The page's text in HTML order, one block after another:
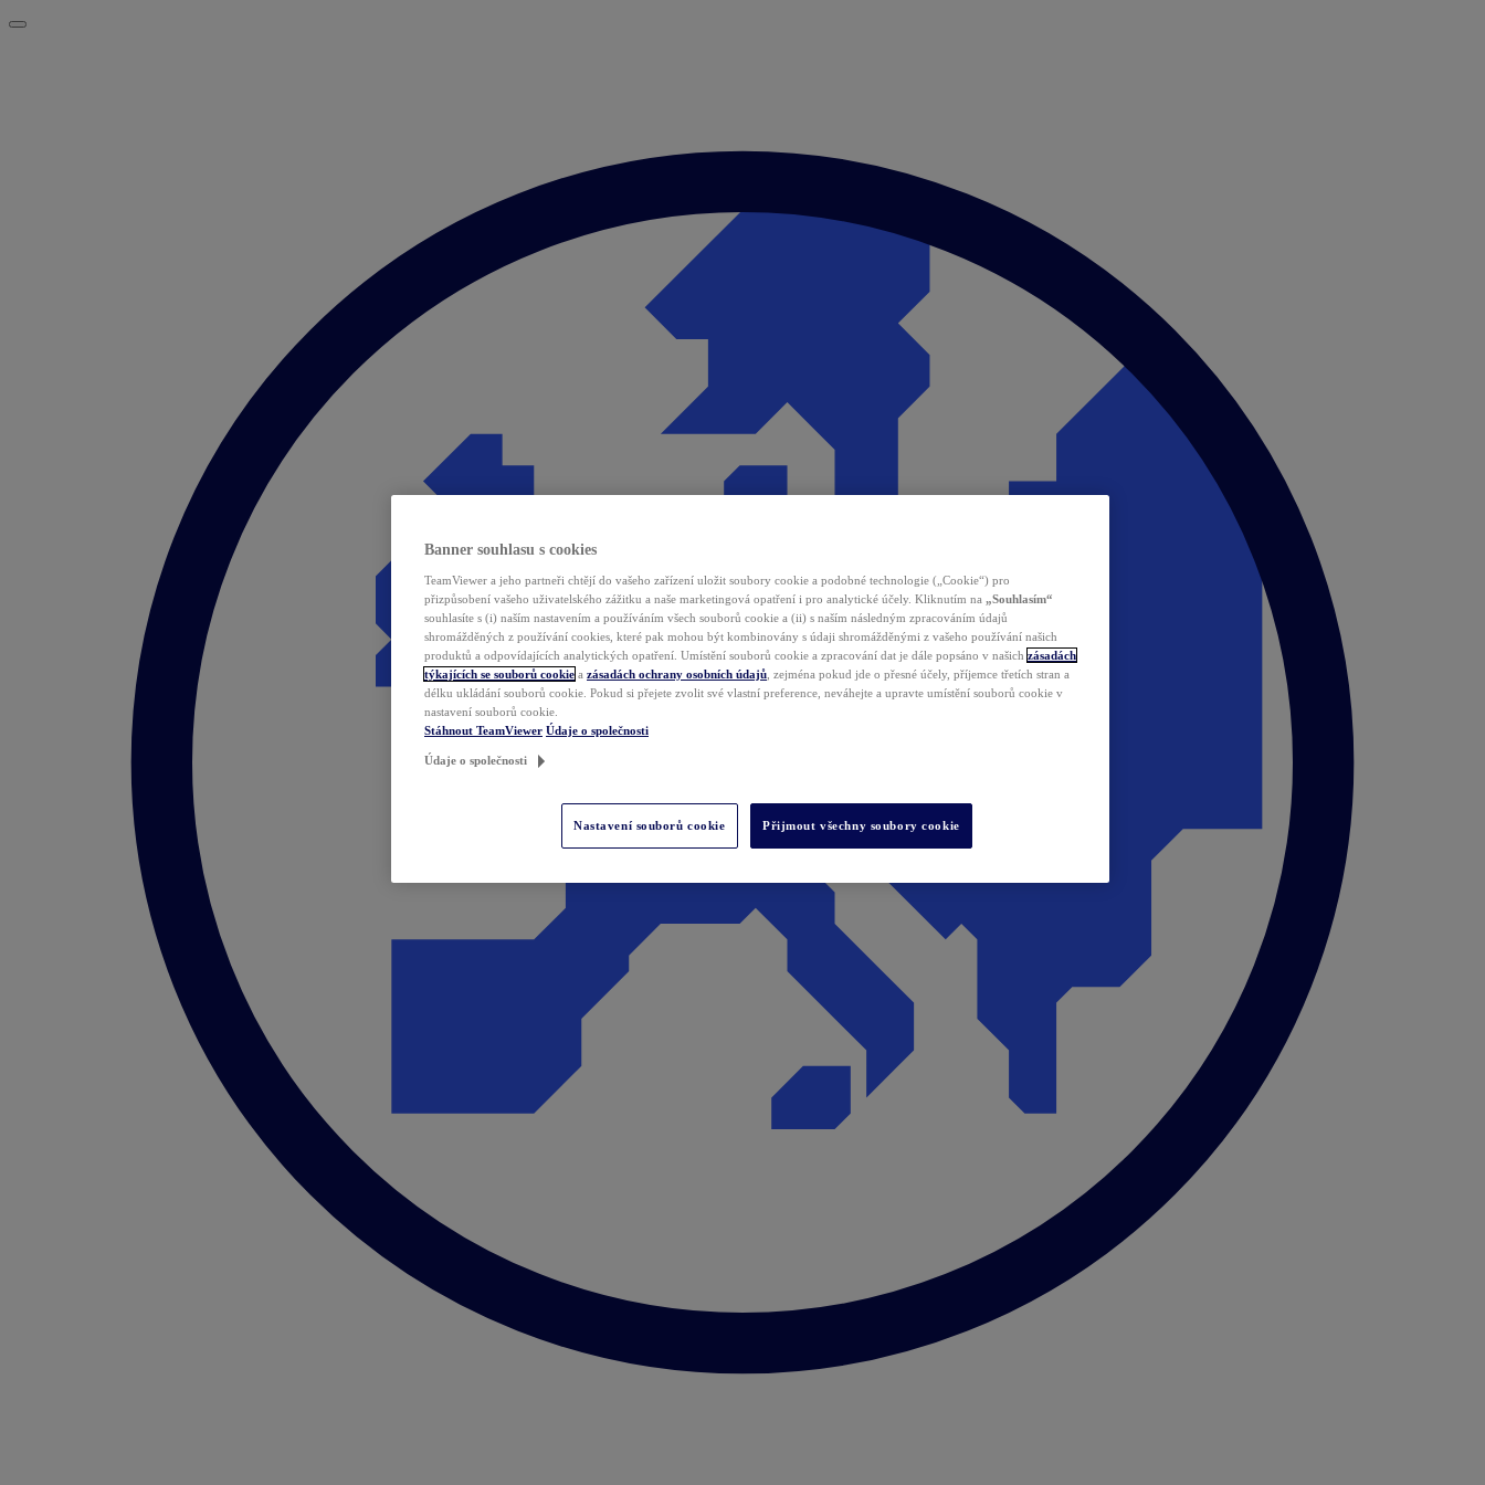
Banner souhlasu s cookies
TeamViewer a jeho partneři chtějí do vašeho zařízení uložit soubory cookie a podobné technologie („Cookie“) pro
přizpůsobení vašeho uživatelského zážitku a naše marketingová opatření i pro analytické účely. Kliknutím na „Souhlasím“
souhlasíte s (i) naším nastavením a používáním všech souborů cookie a (ii) s naším následným zpracováním údajů
shromážděných z používání cookies, které pak mohou být kombinovány s údaji shromážděnými z vašeho používání našich
produktů a odpovídajících analytických opatření. Umístění souborů cookie a zpracování dat je dále popsáno v našich zásadách
týkajících se souborů cookie a zásadách ochrany osobních údajů , zejména pokud jde o přesné účely, příjemce třetích stran a
délku ukládání souborů cookie. Pokud si přejete zvolit své vlastní preference, neváhejte a upravte umístění souborů cookie v
nastavení souborů cookie.
Stáhnout TeamViewer Údaje o společnosti
Údaje o společnosti
Nastavení souborů cookie Přijmout všechny soubory cookie